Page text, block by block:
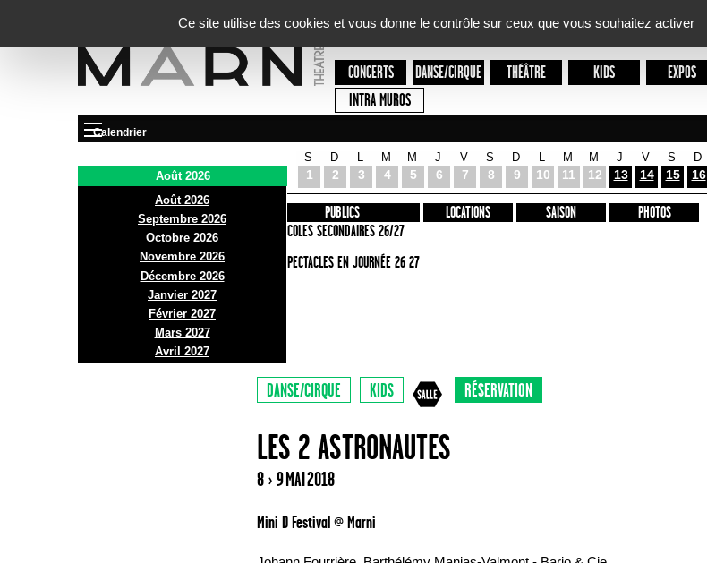
Ce site utilise des cookies et vous donne le contrôle sur ceux que vous souhaitez activer
CONCERTS DANSE/CIRQUE THÉÂTRE KIDS EXPOS
INTRA MUROS
Calendrier
Août 2026
Août 2026
Septembre 2026
Octobre 2026
Novembre 2026
Décembre 2026
Janvier 2027
Février 2027
Mars 2027
Avril 2027
S
1
D
2 3
M
4
M
5
J
6
V
7
S
8
D
9 10
M
11
M
12
J
13
V
14
S
15
D
16
PRÉSENTATION
INFOS PRATIQUES
ACCES
BAR ET BISTRO
BILLETTERIE
PUBLICS
ECOLES SECONDAIRES 26/27
SPECTACLES EN JOURNÉE 26 27
LOCATIONS SAISON PHOTOS
DANSE/CIRQUE KIDS RÉSERVATION
LES 2 ASTRONAUTES
8 › 9 MAI 2018
Mini D Festival @ Marni